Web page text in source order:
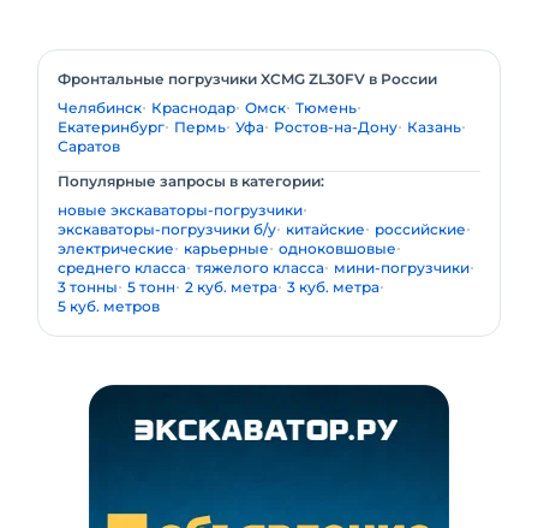
Фронтальные погрузчики XCMG ZL30FV в России
Челябинск Краснодар Омск Тюмень
Екатеринбург Пермь Уфа Ростов-на-Дону Казань
Саратов
Популярные запросы в категории:
новые экскаваторы-погрузчики
экскаваторы-погрузчики б/у китайские
российские
электрические
карьерные одноковшовые
среднего класса тяжелого класса мини-погрузчики
3 тонны 5 тонн 2 куб. метра 3 куб. метра
5 куб. метров